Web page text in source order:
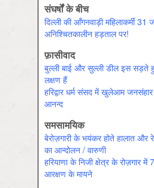
संघर्षों के बीच
दिल्ली की आँगनवाड़ी महिलाकर्मी 31
अनिश्चितकालीन हड़ताल पर!
फ़ासीवाद
बुल्ली बाई और सुल्ली डील इस
लक्षण हैं
हरिद्वार धर्म संसद में खुलेआम
आनन्द
समसामयिक
बेरोज़गारी के भयंकर होते हालात और
का आन्दोलन / वारुणी
हरियाणा के निजी क्षेत्र के रोज़गार में
आरक्षण के मायने